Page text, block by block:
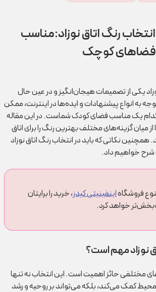
رنگ اتاق نوزاد:مناسب
فضاهای کوچک
یکی از تصمیمات هیجان‌انگیز و در عین حال
به انواع پیشنهادات و ایده‌ها در اینترنت، ممکن
یک مناسب فضای کودک شماست. در این مقاله
میان گزینه‌های مختلف بهترین رنگ را برای اتاق
نکاتی که باید در انتخاب رنگ اتاق نوزاد
شرح خواهیم داد.
فروشگاهاینفینیتی کیدز، خرید را برایتان
خواهد کرد.
نوزاد مهم است؟
مختلفی حائز اهمیت است. این انتخاب نه تنها
کمک می‌کند، بلکه می‌تواند بر روحیه و رشد